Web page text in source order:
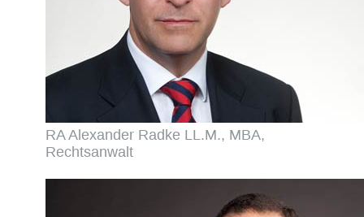
RA Alexander Radke LL.M., MBA,
Rechtsanwalt